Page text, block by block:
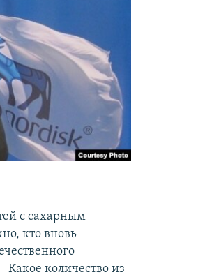
с сахарным
кто вновь
количество из